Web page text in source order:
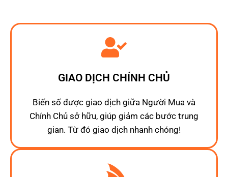
GIAO DỊCH CHÍNH CHỦ
Biến số được giao dịch giữa Người Mua và
Chính Chủ sở hữu, giúp giảm các bước trung
gian. Từ đó giao dịch nhanh chóng!